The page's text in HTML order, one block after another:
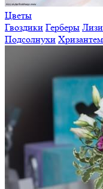
Цветы
Гвоздики Герберы
Подсолнухи